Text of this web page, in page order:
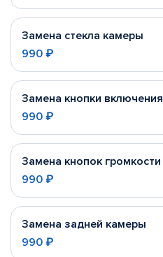
Замена стекла камеры
990 ₽
Замена кнопки включения
990 ₽
Замена кнопок громкости
990 ₽
Замена задней камеры
990 ₽